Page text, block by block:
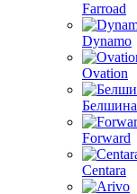
Farroad
Dynamo
Ovation
Белшина
Forward
Centara